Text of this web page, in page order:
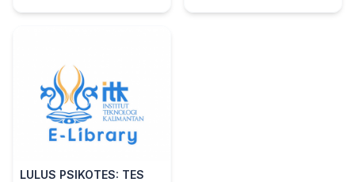
LULUS PSIKOTES: TES